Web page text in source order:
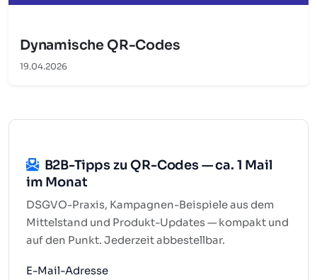
Dynamische QR-Codes
19.04.2026
B2B-Tipps zu QR-Codes — ca. 1 Mail
im Monat
DSGVO-Praxis, Kampagnen-Beispiele aus dem
Mittelstand und Produkt-Updates — kompakt und
auf den Punkt. Jederzeit abbestellbar.
E-Mail-Adresse